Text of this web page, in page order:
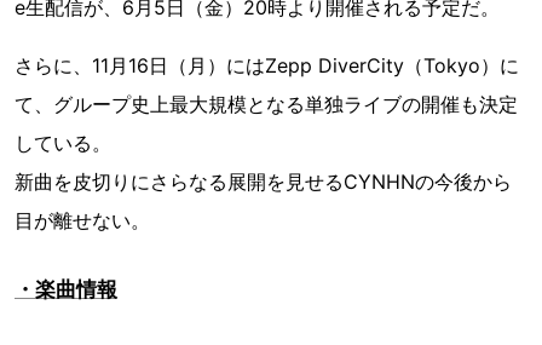
e生配信が、6月5日（金）20時より開催される予定だ。
さらに、11月16日（月）にはZepp DiverCity（Tokyo）に
て、グループ史上最大規模となる単独ライブの開催も決定
している。
新曲を皮切りにさらなる展開を見せるCYNHNの今後から
目が離せない。
・楽曲情報